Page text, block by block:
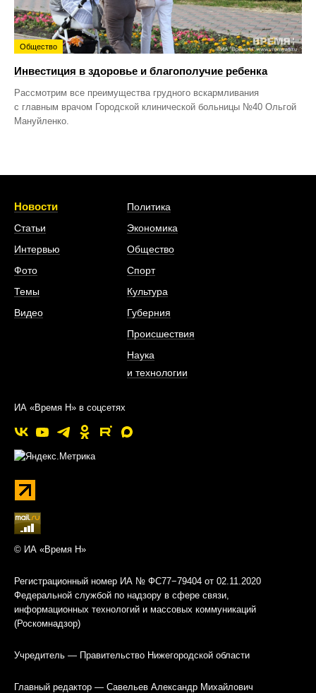
Общество
Инвестиция в здоровье и благополучие ребенка
Рассмотрим все преимущества грудного вскармливания
с главным врачом Городской клинической больницы №40 Ольгой
Мануйленко.
Новости
Статьи
Интервью
Фото
Темы
Видео
Политика
Экономика
Общество
Спорт
Культура
Губерния
Происшествия
Наука
и технологии
ИА «Время Н» в соцсетях
© ИА «Время Н»
Регистрационный номер ИА № ФС77−79404 от 02.11.2020
Федеральной службой по надзору в сфере связи,
информационных технологий и массовых коммуникаций
(Роскомнадзор)
Учредитель — Правительство Нижегородской области
Главный редактор — Савельев Александр Михайлович